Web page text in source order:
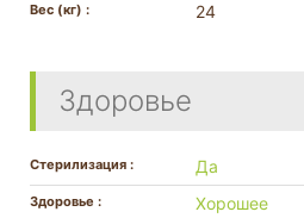
Вес (кг) : 24
Здоровье
Стерилизация : Да
Здоровье : Хорошее